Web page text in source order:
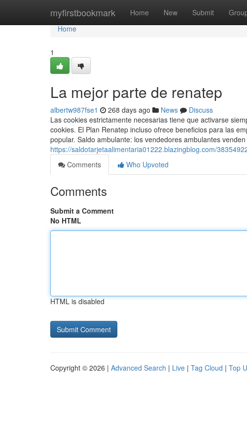
myfirstbookmark Home New Submit
Home
Home
1
La mejor parte de renatep
albertw987fse1 268 days ago News
Discuss
Las cookies estrictamente necesarias tiene que activarse
cookies. El Plan Renatep incluso ofrece beneficios para las
popular. Saldo ambulante: los vendedores ambulantes
https://saldotarjetaalimentaria01222.blazingblog.com/
Comments
Who Upvoted
Comments
Submit a Comment
No HTML
HTML is disabled
Copyright © 2026 | Advanced Search | Live | Tag Cloud | Top